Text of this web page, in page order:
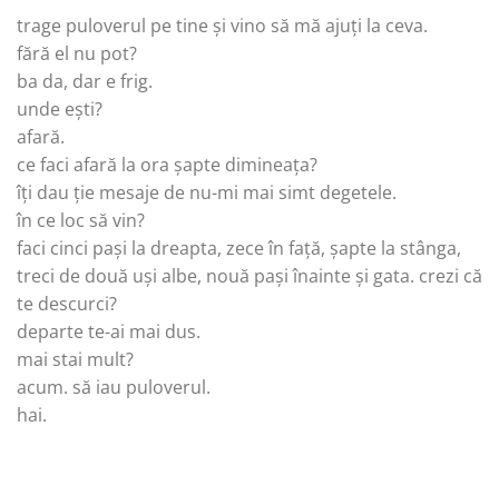
trage puloverul pe tine și vino să mă ajuți la ceva.
fără el nu pot?
ba da, dar e frig.
unde ești?
afară.
ce faci afară la ora șapte dimineața?
îți dau ție mesaje de nu-mi mai simt degetele.
în ce loc să vin?
faci cinci pași la dreapta, zece în față, șapte la stânga,
treci de două uși albe, nouă pași înainte și gata. crezi că
te descurci?
departe te-ai mai dus.
mai stai mult?
acum. să iau puloverul.
hai.